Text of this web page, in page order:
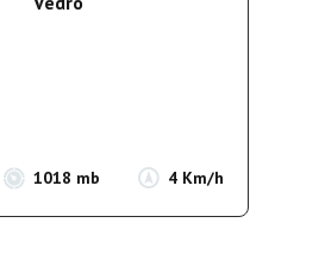
1018 mb 4 Km/h